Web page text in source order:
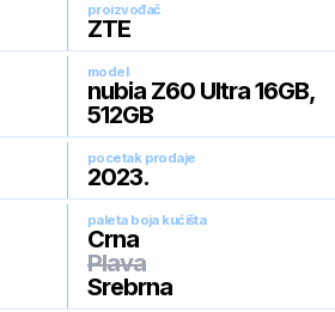
proizvođač
ZTE
model
nubia Z60 Ultra 16GB,
512GB
pocetak prodaje
2023.
paleta boja kućišta
Crna
Plava
Srebrna